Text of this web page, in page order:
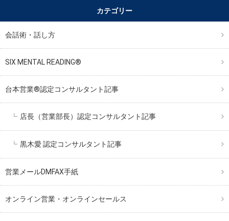
カテゴリー
会話術・話し方
SIX MENTAL READING®︎
台本営業®︎認定コンサルタント記事
店長（営業部長）認定コンサルタント記事
黒木愛 認定コンサルタント記事
営業メールDMFAX手紙
オンライン営業・オンラインセールス